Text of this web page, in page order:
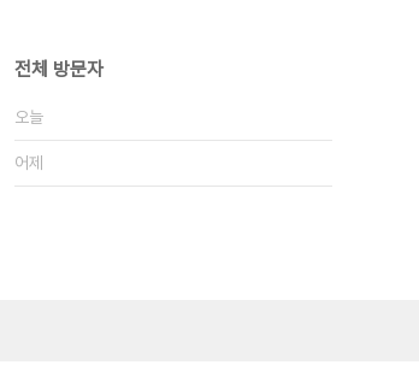
전체 방문자
오늘
어제